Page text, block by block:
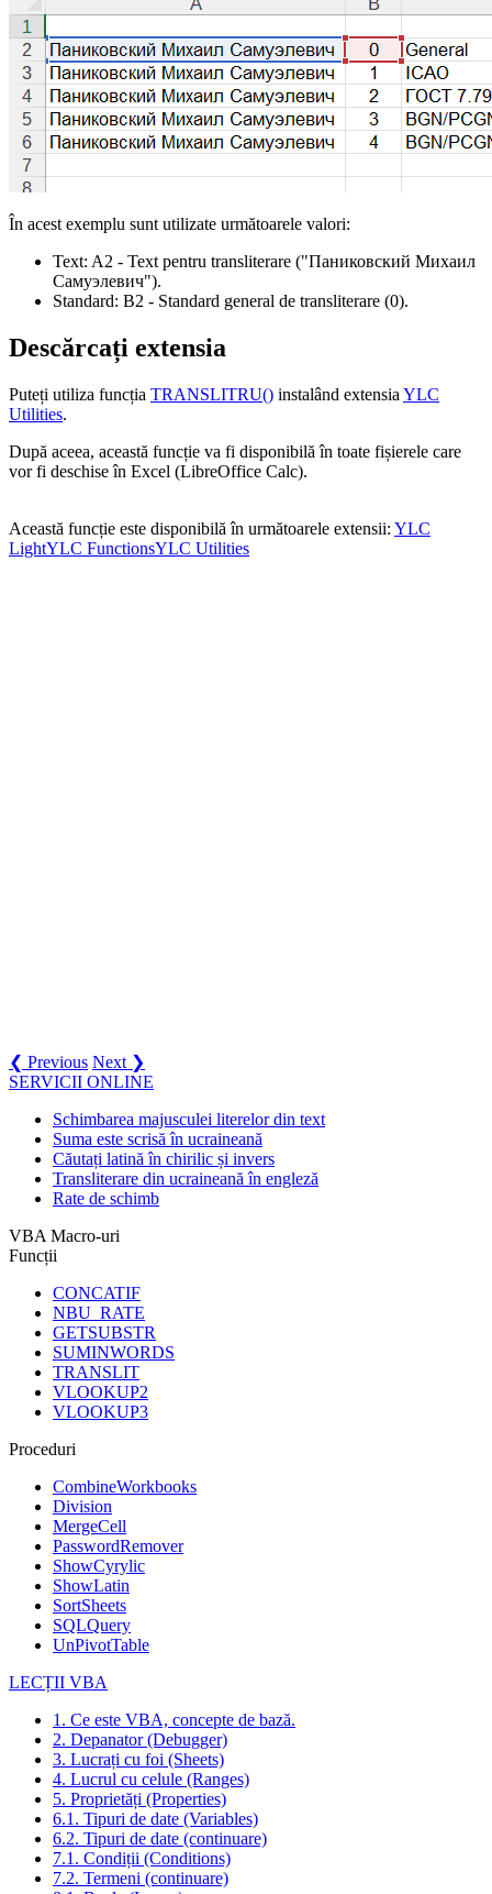
În acest exemplu sunt utilizate următoarele valori:
Text: A2 - Text pentru transliterare ("Паниковский Михаил
Самуэлевич").
Standard: B2 - Standard general de transliterare (0).
Descărcați extensia
Puteți utiliza funcția TRANSLITRU() instalând extensia YLC
Utilities.
După aceea, această funcție va fi disponibilă în toate fișierele care
vor fi deschise în Excel (LibreOffice Calc).
Această funcție este disponibilă în următoarele extensii: YLC
LightYLC FunctionsYLC Utilities
❮ Previous Next ❯
SERVICII ONLINE
Schimbarea majusculei literelor din text
Suma este scrisă în ucraineană
Căutați latină în chirilic și invers
Transliterare din ucraineană în engleză
Rate de schimb
VBA Macro-uri
Funcții
CONCATIF
NBU_RATE
GETSUBSTR
SUMINWORDS
TRANSLIT
VLOOKUP2
VLOOKUP3
Proceduri
CombineWorkbooks
Division
MergeCell
PasswordRemover
ShowCyrylic
ShowLatin
SortSheets
SQLQuery
UnPivotTable
LECȚII VBA
1. Ce este VBA, concepte de bază.
2. Depanator (Debugger)
3. Lucrați cu foi (Sheets)
4. Lucrul cu celule (Ranges)
5. Proprietăți (Properties)
6.1. Tipuri de date (Variables)
6.2. Tipuri de date (continuare)
7.1. Condiții (Conditions)
7.2. Termeni (continuare)